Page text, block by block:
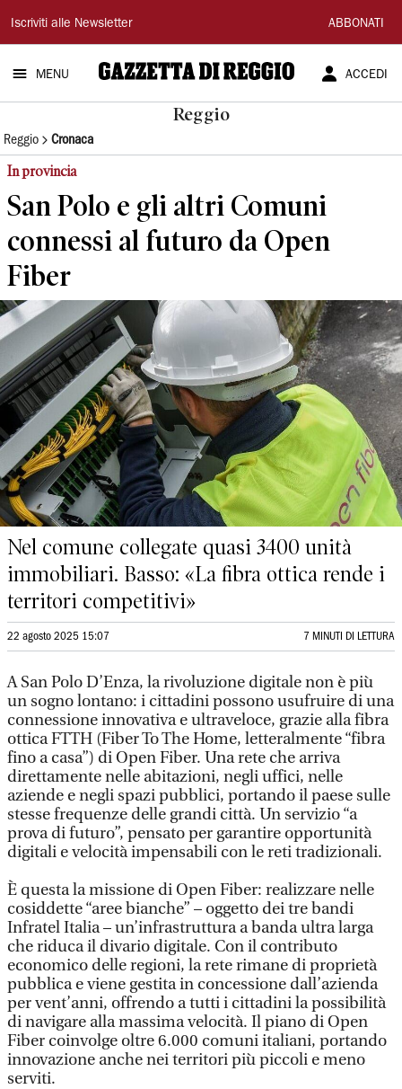
Gazzetta
di
Reggio
Iscriviti alle Newsletter ABBONATI
MENU ACCEDI
Reggio
Reggio Cronaca
In provincia
San Polo e gli altri Comuni
connessi al futuro da Open
Fiber
Nel comune collegate quasi 3400 unità
immobiliari. Basso: «La fibra ottica rende i
territori competitivi»
22 agosto 2025 15:07 7 MINUTI DI LETTURA
A San Polo D’Enza, la rivoluzione digitale non è più
un sogno lontano: i cittadini possono usufruire di una
connessione innovativa e ultraveloce, grazie alla fibra
ottica FTTH (Fiber To The Home, letteralmente “fibra
fino a casa”) di Open Fiber. Una rete che arriva
direttamente nelle abitazioni, negli uffici, nelle
aziende e negli spazi pubblici, portando il paese sulle
stesse frequenze delle grandi città. Un servizio “a
prova di futuro”, pensato per garantire opportunità
digitali e velocità impensabili con le reti tradizionali.
È questa la missione di Open Fiber: realizzare nelle
cosiddette “aree bianche” – oggetto dei tre bandi
Infratel Italia – un’infrastruttura a banda ultra larga
che riduca il divario digitale. Con il contributo
economico delle regioni, la rete rimane di proprietà
pubblica e viene gestita in concessione dall’azienda
per vent’anni, offrendo a tutti i cittadini la possibilità
di navigare alla massima velocità. Il piano di Open
Fiber coinvolge oltre 6.000 comuni italiani, portando
innovazione anche nei territori più piccoli e meno
serviti.